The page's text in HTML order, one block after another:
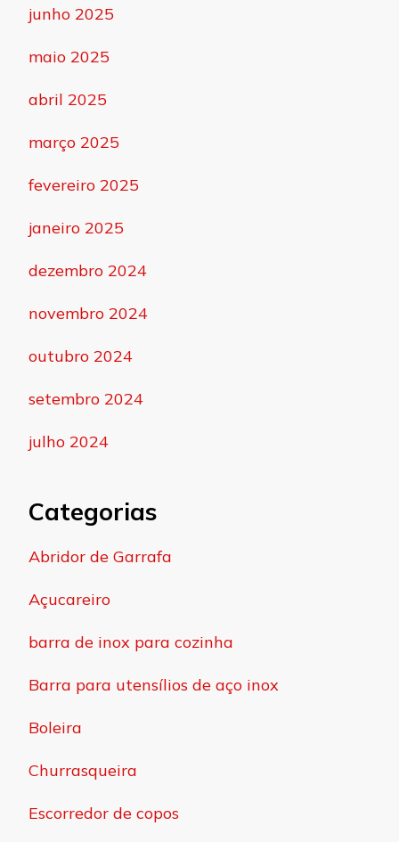
junho 2025
maio 2025
abril 2025
março 2025
fevereiro 2025
janeiro 2025
dezembro 2024
novembro 2024
outubro 2024
setembro 2024
julho 2024
Categorias
Abridor de Garrafa
Açucareiro
barra de inox para cozinha
Barra para utensílios de aço inox
Boleira
Churrasqueira
Escorredor de copos